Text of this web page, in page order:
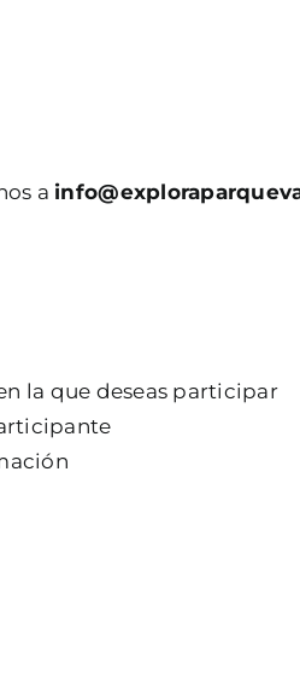
a
la que deseas participar